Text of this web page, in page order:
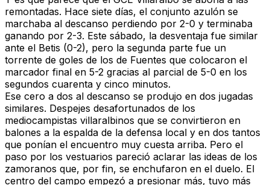
remontadas. Hace siete días, el conjunto azulón se
marchaba al descanso perdiendo por 2-0 y terminaba
ganando por 2-3. Este sábado, la desventaja fue similar
ante el Betis (0-2), pero la segunda parte fue un
torrente de goles de los de Fuentes que colocaron el
marcador final en 5-2 gracias al parcial de 5-0 en los
segundos cuarenta y cinco minutos.
Ese cero a dos al descanso se produjo en dos jugadas
similares. Despejes desafortunados de los
mediocampistas villaralbinos que se convirtieron en
balones a la espalda de la defensa local y en dos tantos
que ponían el encuentro muy cuesta arriba. Pero el
paso por los vestuarios pareció aclarar las ideas de los
zamoranos que, por fin, se enchufaron en el duelo. El
centro del campo empezó a presionar más, tuvo más